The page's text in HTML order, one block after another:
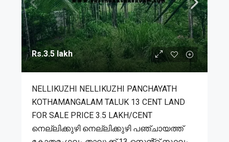
Rs.3.5 lakh
NELLIKUZHI NELLIKUZHI PANCHAYATH
KOTHAMANGALAM TALUK 13 CENT LAND
FOR SALE PRICE 3.5 LAKH/CENT
നെല്ലിക്കുഴി നെല്ലിക്കുഴി പഞ്ചായത്ത്